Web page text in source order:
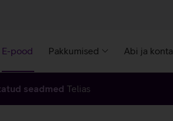
E-pood Pakkumised Abi ja
seadmed Telias